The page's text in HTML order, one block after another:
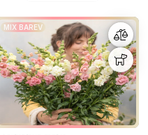
MIX BAREV